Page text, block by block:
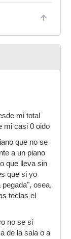
mi total
mi casi 0 oido
que no se
a un piano
que lleva sin
que si yo
osea,
teclas el
no se si
de la sala o a